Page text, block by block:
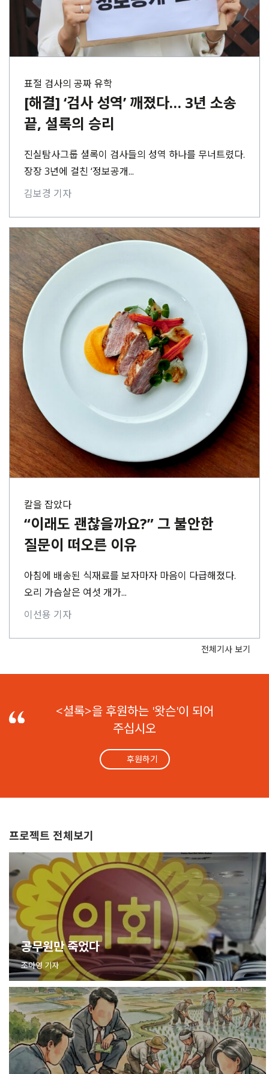
표절 검사의 공짜 유학
[해결] ‘검사 성역’ 깨졌다… 3년 소송
끝, 셜록의 승리
진실탐사그룹 셜록이 검사들의 성역 하나를 무너트렸다.
장장 3년에 걸친 ‘정보공개...
김보경 기자
칼을 잡았다
“이래도 괜찮을까요?” 그 불안한
질문이 떠오른 이유
아침에 배송된 식재료를 보자마자 마음이 다급해졌다.
오리 가슴살은 여섯 개가...
이선용 기자
전체기사 보기
원
<셜록>을 후원하는 '왓슨'이 되어
주십시오
후원하기
프로젝트 전체보기
공무원만 죽었다
조아영 기자